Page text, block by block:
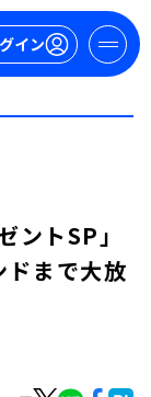
イン
ントSP」
ドまで大放